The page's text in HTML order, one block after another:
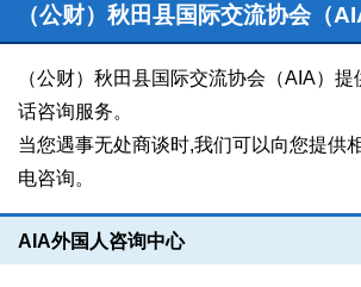
（公财）秋田县国际交流协会（
（公财）秋田县国际交流协会（AIA）
话咨询服务。
当您遇事无处商谈时,我们可以向您提供
电咨询。
AIA外国人咨询中心